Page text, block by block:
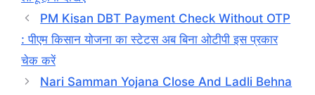
PM Kisan DBT Payment Check Without OTP
: पीएम किसान योजना का स्टेटस अब बिना ओटीपी इस प्रकार
चेक करें
Nari Samman Yojana Close And Ladli Behna